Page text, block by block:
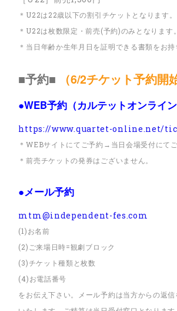
＊U22は22歳以下の割引チケットとなります。
＊U22は枚数限定・前売(予約)のみとなります。
＊当日年齢か生年月日を証明できる書類をお持
■予約■ （6/2チケット予約開
●WEB予約（カルテットオンライン
https://www.quartet-online.net/
＊WEBサイトにてご予約→当日会場受付にてご
＊前売チケットの発券はございません。
●メール予約
mtm@independent-fes.com
(1)お名前
(2)ご来場日時=観劇ブロック
(3)チケット種類と枚数
(4)お電話番号
をお伝え下さい。メール予約は当方からの返信